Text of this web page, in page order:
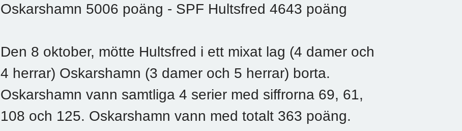
Oskarshamn 5006 poäng - SPF Hultsfred 4643 poäng
Den 8 oktober, mötte Hultsfred i ett mixat lag (4 damer och
4 herrar) Oskarshamn (3 damer och 5 herrar) borta.
Oskarshamn vann samtliga 4 serier med siffrorna 69, 61,
108 och 125. Oskarshamn vann med totalt 363 poäng.